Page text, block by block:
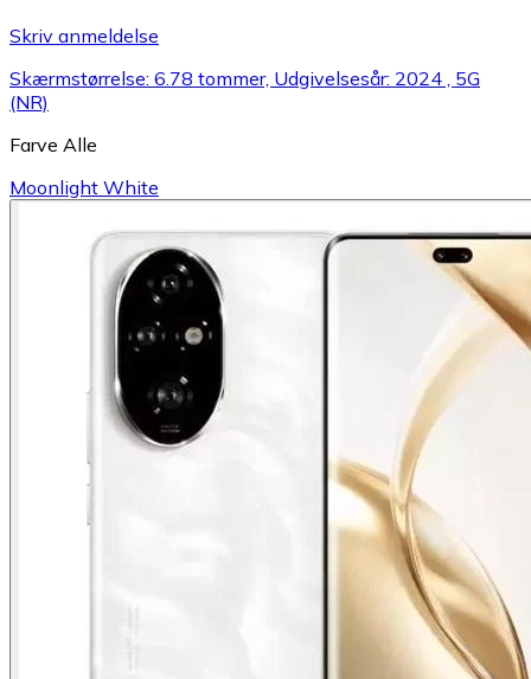
Skriv anmeldelse
Skærmstørrelse: 6.78 tommer, Udgivelsesår: 2024 , 5G
(NR)
Farve Alle
Moonlight White